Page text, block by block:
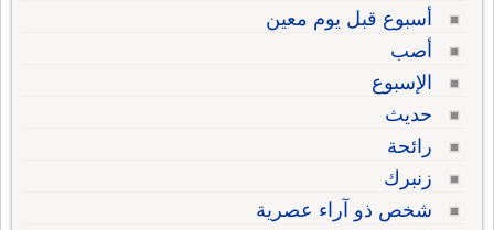
أسبوع قبل يوم معين
أصب
الإسبوع
حديث
رائحة
زنبرك
شخص ذو آراء عصرية